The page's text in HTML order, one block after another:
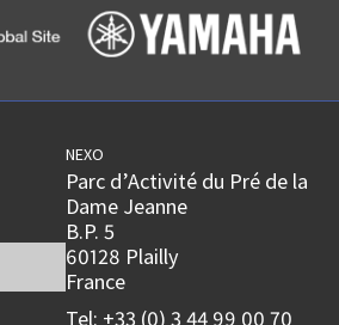
NEXO
Parc d’Activité du Pré de la
Dame Jeanne
B.P. 5
60128 Plailly
France
Tel: +33 (0) 3 44 99 00 70